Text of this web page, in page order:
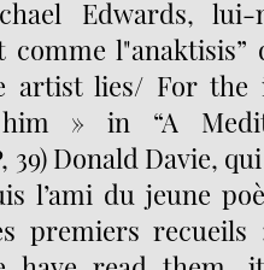
Edwards,
comme l"anaktisis”
artist lies/ For the
» in “A
39) Donald Davie,
l’ami du jeune
premiers recueils